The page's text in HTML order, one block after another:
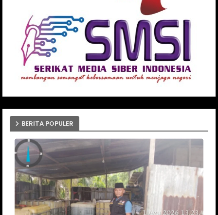
BERITA POPULER